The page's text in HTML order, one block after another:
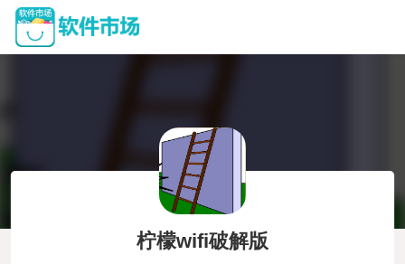
柠檬wifi破解版